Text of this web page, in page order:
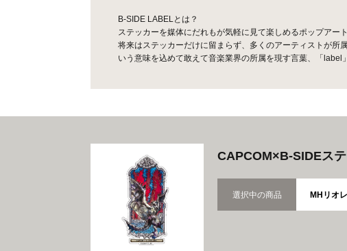
B-SIDE LABELとは？
ステッカーを媒体にだれもが気軽に見て楽しめるポップアー
将来はステッカーだけに留まらず、多くのアーティストが所
いう意味を込めて敢えて音楽業界の所属を現す言葉、「label
CAPCOM×B-SIDEス
選択中の商品 MHリオ